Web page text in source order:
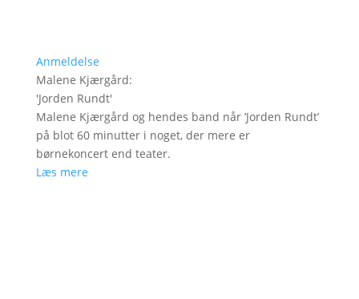
Anmeldelse
Malene Kjærgård:
'Jorden Rundt'
Malene Kjærgård og hendes band når ’Jorden Rundt’
på blot 60 minutter i noget, der mere er
børnekoncert end teater.
Læs mere